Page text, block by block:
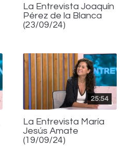
La Entrevista Joaquín
Pérez de la Blanca
(23/09/24)
25:54
La Entrevista María
Jesús Amate
(19/09/24)